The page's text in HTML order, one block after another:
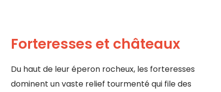
Forteresses et châteaux
Du haut de leur éperon rocheux, les forteresses
dominent un vaste relief tourmenté qui file des